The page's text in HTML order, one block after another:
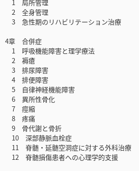
1 局所管理
2 全身管理
3 急性期のリハビリテーション治療
4章 合併症
1 呼吸機能障害と理学療法
2 褥瘡
3 排尿障害
4 排便障害
5 自律神経機能障害
6 異所性骨化
7 痙縮
8 疼痛
9 骨代謝と骨折
10 深部静脈血栓症
11 脊髄・延髄空洞症に対する外科治療
12 脊髄損傷患者への心理学的支援